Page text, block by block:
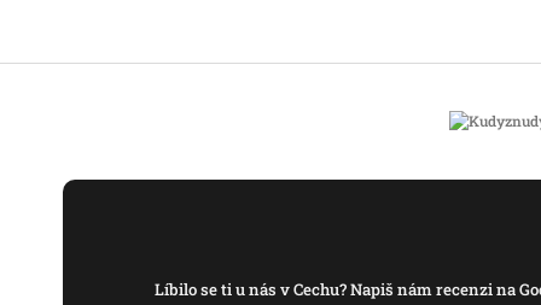
Líbilo se ti u nás v Cechu? Napiš nám recenzi na